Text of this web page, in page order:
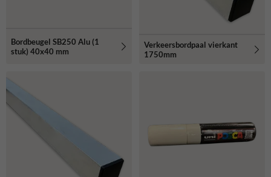
Bordbeugel SB250 Alu (1
stuk) 40x40 mm
Verkeersbordpaal vierkant
1750mm